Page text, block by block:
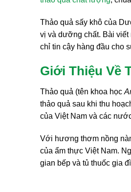
Thảo quả sấy khô của
vị và dưỡng chất. Bài viết
chỉ tin cậy hàng đầu cho
Giới Thiệu Về
Thảo quả (tên khoa học
thảo quả sau khi thu
của Việt Nam và các
Với hương thơm nồng
của ẩm thực Việt Nam.
gian bếp và tủ thuốc gia